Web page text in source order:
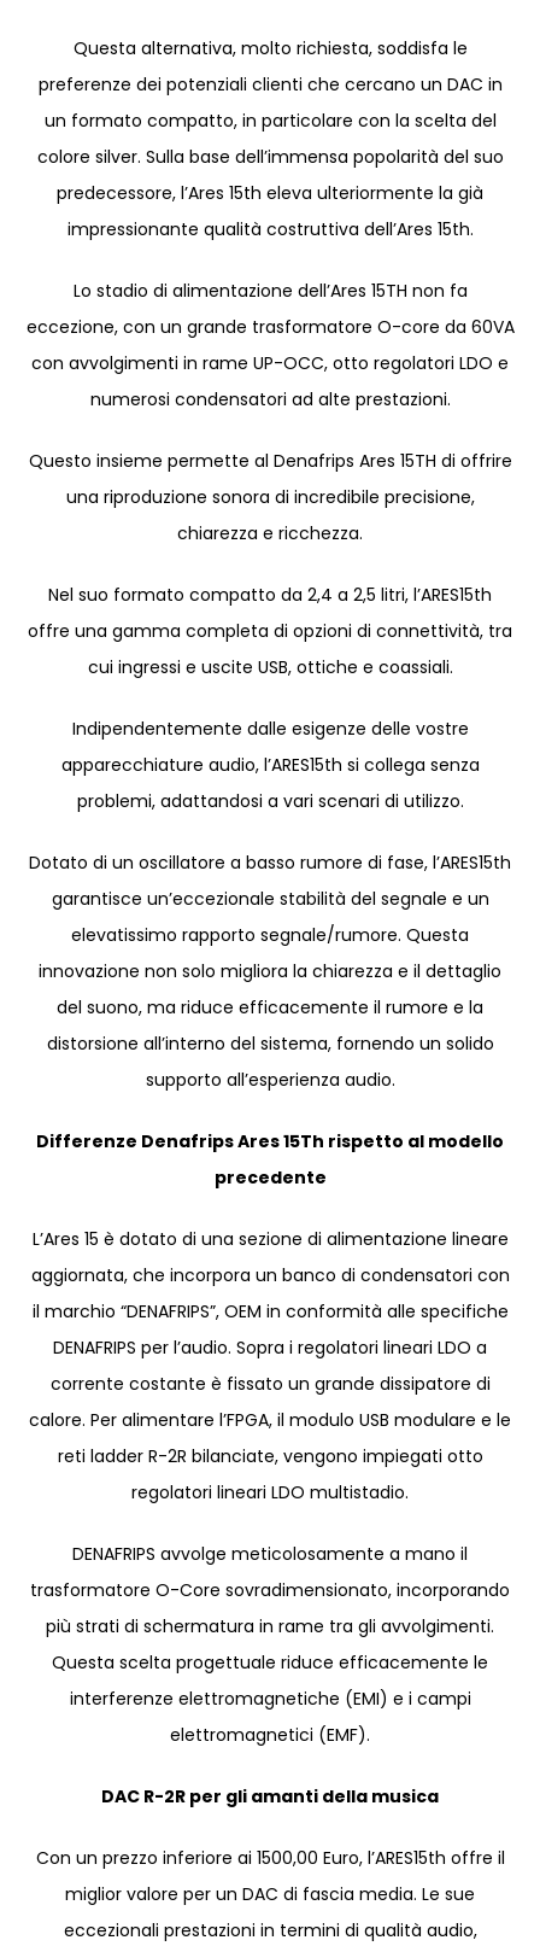
Questa alternativa, molto richiesta, soddisfa le
preferenze dei potenziali clienti che cercano un DAC in
un formato compatto, in particolare con la scelta del
colore silver. Sulla base dell’immensa popolarità del suo
predecessore, l’Ares 15th eleva ulteriormente la già
impressionante qualità costruttiva dell’Ares 15th.
Lo stadio di alimentazione dell’Ares 15TH non fa
eccezione, con un grande trasformatore O-core da 60VA
con avvolgimenti in rame UP-OCC, otto regolatori LDO e
numerosi condensatori ad alte prestazioni.
Questo insieme permette al Denafrips Ares 15TH di offrire
una riproduzione sonora di incredibile precisione,
chiarezza e ricchezza.
Nel suo formato compatto da 2,4 a 2,5 litri, l’ARES15th
offre una gamma completa di opzioni di connettività, tra
cui ingressi e uscite USB, ottiche e coassiali.
Indipendentemente dalle esigenze delle vostre
apparecchiature audio, l’ARES15th si collega senza
problemi, adattandosi a vari scenari di utilizzo.
Dotato di un oscillatore a basso rumore di fase, l’ARES15th
garantisce un’eccezionale stabilità del segnale e un
elevatissimo rapporto segnale/rumore. Questa
innovazione non solo migliora la chiarezza e il dettaglio
del suono, ma riduce efficacemente il rumore e la
distorsione all’interno del sistema, fornendo un solido
supporto all’esperienza audio.
Differenze Denafrips Ares 15Th rispetto al modello
precedente
L’Ares 15 è dotato di una sezione di alimentazione lineare
aggiornata, che incorpora un banco di condensatori con
il marchio “DENAFRIPS”, OEM in conformità alle specifiche
DENAFRIPS per l’audio. Sopra i regolatori lineari LDO a
corrente costante è fissato un grande dissipatore di
calore. Per alimentare l’FPGA, il modulo USB modulare e le
reti ladder R-2R bilanciate, vengono impiegati otto
regolatori lineari LDO multistadio.
DENAFRIPS avvolge meticolosamente a mano il
trasformatore O-Core sovradimensionato, incorporando
più strati di schermatura in rame tra gli avvolgimenti.
Questa scelta progettuale riduce efficacemente le
interferenze elettromagnetiche (EMI) e i campi
elettromagnetici (EMF).
DAC R-2R per gli amanti della musica
Con un prezzo inferiore ai 1500,00 Euro, l’ARES15th offre il
miglior valore per un DAC di fascia media. Le sue
eccezionali prestazioni in termini di qualità audio,